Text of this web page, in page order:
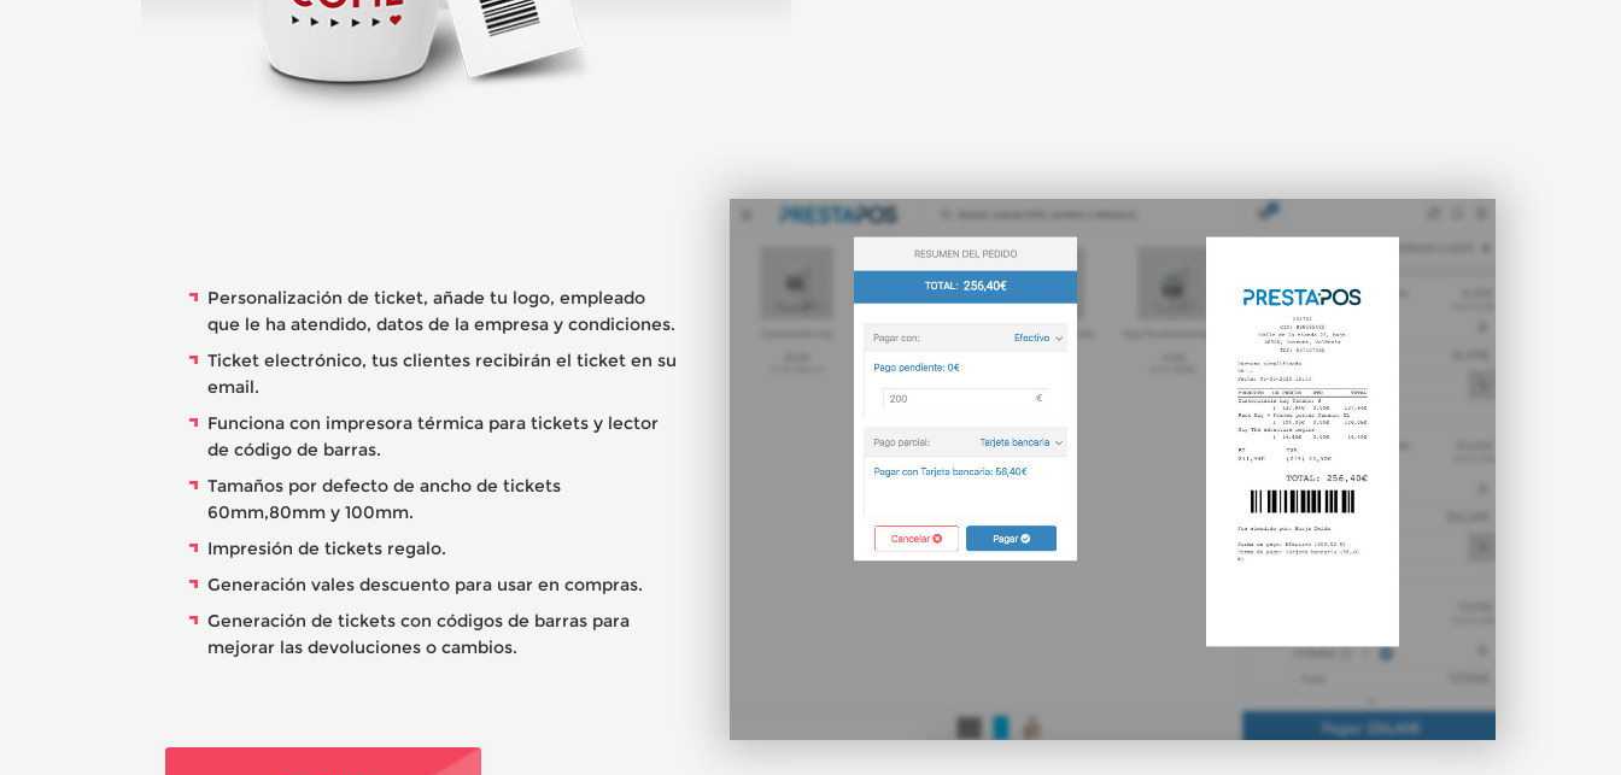
Personalización de ticket, añade tu logo, empleado
que le ha atendido, datos de la empresa y condiciones.
Ticket electrónico, tus clientes recibirán el ticket en su
email.
Funciona con impresora térmica para tickets y lector
de código de barras.
Tamaños por defecto de ancho de tickets
60mm,80mm y 100mm.
Impresión de tickets regalo.
Generación vales descuento para usar en compras.
Generación de tickets con códigos de barras para
mejorar las devoluciones o cambios.